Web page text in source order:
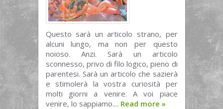
Questo sarà un articolo strano, per
alcuni lungo, ma non per questo
noioso. Anzi. Sarà un articolo
sconnesso, privo di filo logico, pieno di
parentesi. Sarà un articolo che sazierà
e stimolerà la vostra curiosità per
molti giorni a venire. A voi piace
venire, lo sappiamo.... Read more »